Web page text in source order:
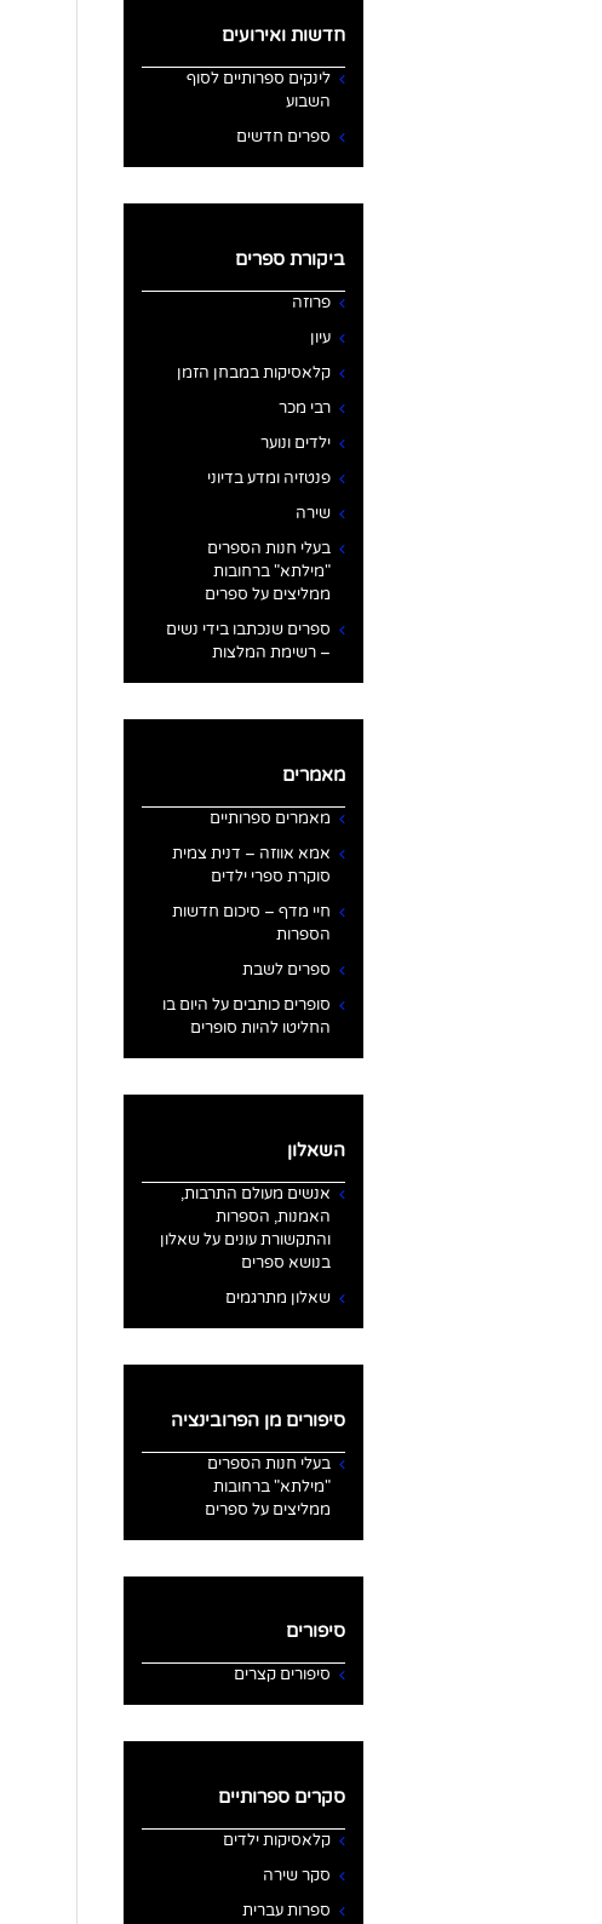
חדשות ואירועים
לינקים ספרותיים לסוף
השבוע
ספרים חדשים
ביקורת ספרים
פרוזה
עיון
קלאסיקות במבחן הזמן
רבי מכר
ילדים ונוער
פנטזיה ומדע בדיוני
שירה
בעלי חנות הספרים
"מילתא" ברחובות
ממליצים על ספרים
ספרים שנכתבו בידי נשים
– רשימת המלצות
מאמרים
מאמרים ספרותיים
אמא אווזה – דנית צמית
סוקרת ספרי ילדים
חיי מדף – סיכום חדשות
הספרות
ספרים לשבת
סופרים כותבים על היום בו
החליטו להיות סופרים
השאלון
אנשים מעולם התרבות,
האמנות, הספרות
והתקשורת עונים על שאלון
בנושא ספרים
שאלון מתרגמים
סיפורים מן הפרובינציה
בעלי חנות הספרים
"מילתא" ברחובות
ממליצים על ספרים
סיפורים
סיפורים קצרים
סקרים ספרותיים
קלאסיקות ילדים
סקר שירה
ספרות עברית